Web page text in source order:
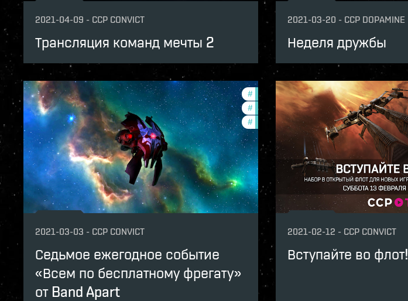
2021-04-09 - CCP CONVICT
Трансляция команд мечты 2
2021-03-20 - CCP DOPAMINE
Неделя дружбы
# in-game-events
# community
# ccptv
2021-03-03 - CCP CONVICT
Седьмое ежегодное событие
«Всем по бесплатному фрегату»
от Band Apart
2021-02-12 - CCP CONVICT
Вступайте во флот!